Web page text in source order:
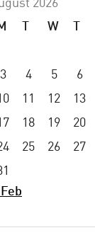
2026
W
3
4 5 6
11 12 13
18 19 20
25 26 27